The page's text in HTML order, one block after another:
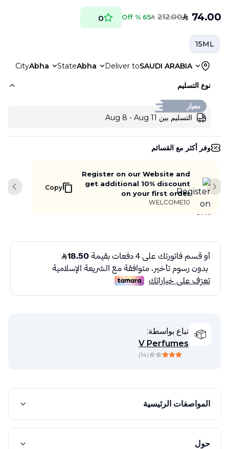
SAR 74.00
SAR 212.00
65 % Off
0
15ML
Deliver toSAUDI ARABIA
StateAbha
CityAbha
نوع التسليم
معيار
التسليم بين Aug 8 - Aug 11
وفر أكثر مع القسائم
Register on our Website and
get additional 10% discount
on your first order
WELCOME10
Copy Next slide
تباع بواسطة:
V Perfumes
(
14
)
المواصفات الرئيسية
حول